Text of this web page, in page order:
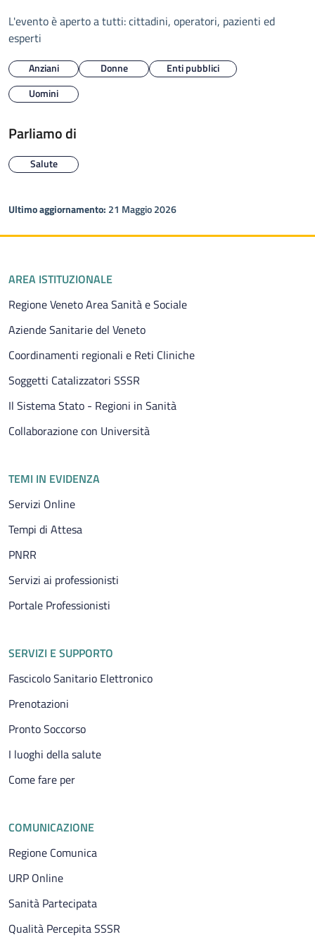
L'evento è aperto a tutti: cittadini, operatori, pazienti ed
esperti
Anziani Donne
Enti pubblici
Uomini
Parliamo di
Salute
Ultimo aggiornamento: 21 Maggio 2026
Piè di pagina
AREA ISTITUZIONALE
Regione Veneto Area Sanità e Sociale
Aziende Sanitarie del Veneto
Coordinamenti regionali e Reti Cliniche
Soggetti Catalizzatori SSSR
Il Sistema Stato - Regioni in Sanità
Collaborazione con Università
TEMI IN EVIDENZA
Servizi Online
Tempi di Attesa
PNRR
Servizi ai professionisti
Portale Professionisti
SERVIZI E SUPPORTO
Fascicolo Sanitario Elettronico
Prenotazioni
Pronto Soccorso
I luoghi della salute
Come fare per
COMUNICAZIONE
Regione Comunica
URP Online
Sanità Partecipata
Qualità Percepita SSSR